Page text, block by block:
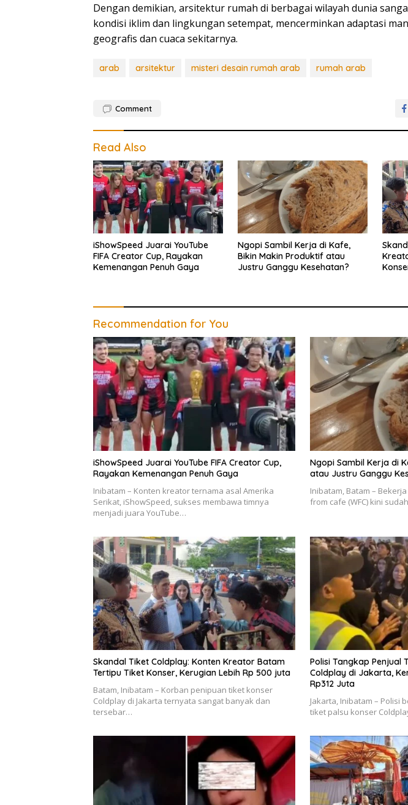
Dengan demikian, arsitektur rumah di berbagai wilayah dunia
kondisi iklim dan lingkungan setempat, mencerminkan adaptasi
geografis dan cuaca sekitarnya.
arab arsitektur misteri desain rumah arab rumah arab
Comment
Read Also
iShowSpeed Juarai YouTube
FIFA Creator Cup, Rayakan
Kemenangan Penuh Gaya
Ngopi Sambil Kerja di Kafe,
Bikin Makin Produktif atau
Justru Ganggu Kesehatan?
Recommendation for You
iShowSpeed Juarai YouTube FIFA Creator Cup,
Rayakan Kemenangan Penuh Gaya
Inibatam – Konten kreator ternama asal Amerika
Serikat, iShowSpeed, sukses membawa timnya
menjadi juara YouTube…
Ngopi Sambil Kerja di
atau Justru Ganggu
Inibatam, Batam –
from cafe (WFC) kini
Skandal Tiket Coldplay: Konten Kreator Batam
Tertipu Tiket Konser, Kerugian Lebih Rp 500 juta
Batam, Inibatam – Korban penipuan tiket konser
Coldplay di Jakarta ternyata sangat banyak dan
tersebar…
Polisi Tangkap Penjual
Coldplay di Jakarta,
Rp312 Juta
Jakarta, Inibatam – Polisi
tiket palsu konser